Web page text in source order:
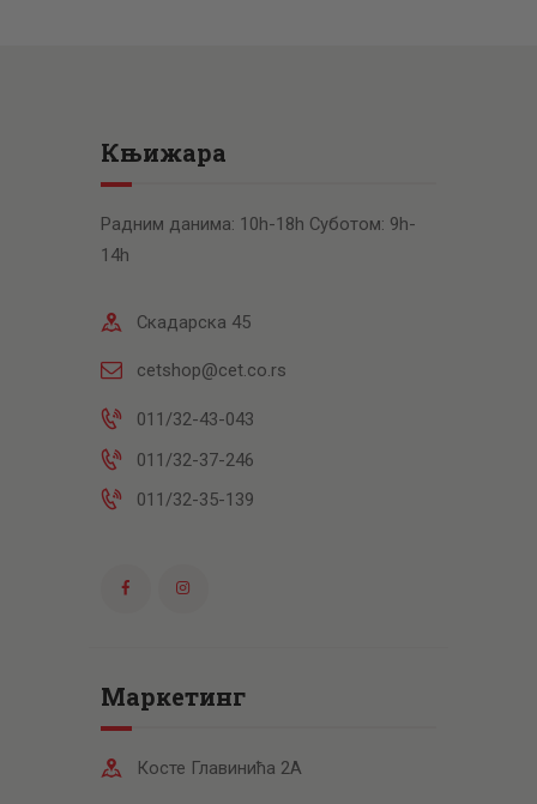
Књижара
Радним данима: 10h-18h Суботом: 9h-
14h
Скадарска 45
cetshop@cet.co.rs
011/32-43-043
011/32-37-246
011/32-35-139
Маркетинг
Косте Главинића 2А